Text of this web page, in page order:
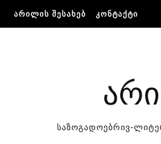
Skip to content
ᲐᲠᲘᲚᲘᲡ ᲨᲔᲡᲐᲮᲔᲑ ᲙᲝᲜᲢᲐᲥᲢᲘ
საზოგადოებრივ-